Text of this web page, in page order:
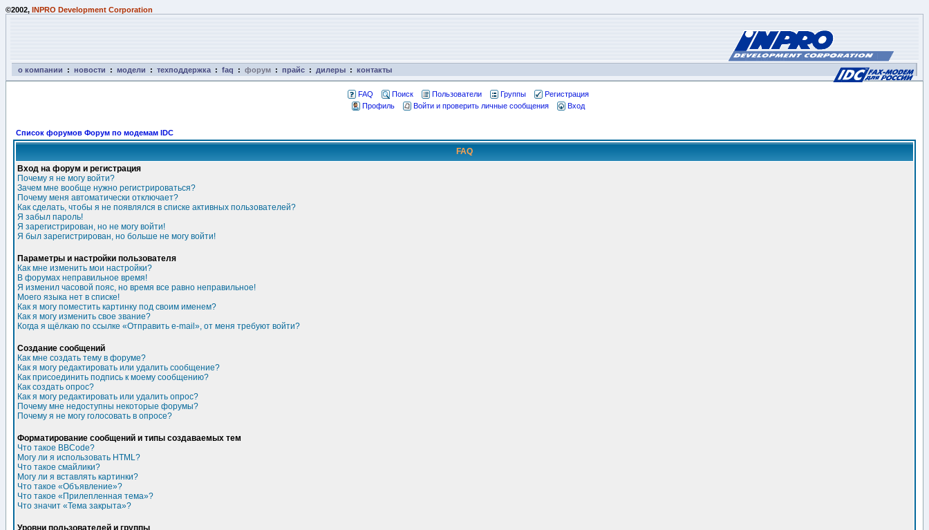
©2002, INPRO Development Corporation
о компании : новости : модели : техподдержка : faq : форум : прайс : дилеры : контакты
FAQ Поиск Пользователи Группы
Регистрация
Профиль
Войти и проверить личные сообщения Вход
Список форумов Форум по модемам IDC
FAQ
Вход на форум и регистрация
Почему я не могу войти?
Зачем мне вообще нужно регистрироваться?
Почему меня автоматически отключает?
Как сделать, чтобы я не появлялся в списке активных пользователей?
Я забыл пароль!
Я зарегистрирован, но не могу войти!
Я был зарегистрирован, но больше не могу войти!
Параметры и настройки пользователя
Как мне изменить мои настройки?
В форумах неправильное время!
Я изменил часовой пояс, но время все равно неправильное!
Моего языка нет в списке!
Как я могу поместить картинку под своим именем?
Как я могу изменить свое звание?
Когда я щёлкаю по ссылке «Отправить e-mail», от меня требуют войти?
Создание сообщений
Как мне создать тему в форуме?
Как я могу редактировать или удалить сообщение?
Как присоединить подпись к моему сообщению?
Как создать опрос?
Как я могу редактировать или удалить опрос?
Почему мне недоступны некоторые форумы?
Почему я не могу голосовать в опросе?
Форматирование сообщений и типы создаваемых тем
Что такое BBCode?
Могу ли я использовать HTML?
Что такое смайлики?
Могу ли я вставлять картинки?
Что такое «Объявление»?
Что такое «Прилепленная тема»?
Что значит «Тема закрыта»?
Уровни пользователей и группы